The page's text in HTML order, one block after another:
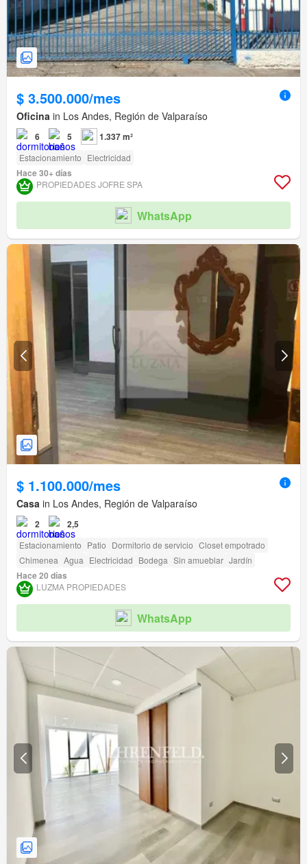
$ 3.500.000/mes
Oficina in Los Andes, Región de Valparaíso
6 5 1.337 m²
Estacionamiento Electricidad
Hace 30+ días
PROPIEDADES JOFRE SPA
WhatsApp
$ 1.100.000/mes
Casa in Los Andes, Región de Valparaíso
2 2,5
Estacionamiento Patio Dormitorio de servicio Closet empotrado
Chimenea Agua Electricidad Bodega Sin amueblar Jardín
Hace 20 días
LUZMA PROPIEDADES
WhatsApp